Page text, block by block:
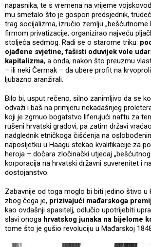
napasnika, te s vremena na vrijeme
mu smetalo što je gospon predsjednik,
trag socijalizma, izručio zemlju „bešćutnome
firmom privatizacije, organizirao najveću
stoljeća sedmog. Radi se o starome triku:
ojađene svjetine, fašisti oduvijek vole
kapitalizma, a onda, nakon što preuzmu
– ili neki Čermak – da ubere profit na
ljubazno aranžirali.
Bilo bi, usput rečeno, silno zanimljivo da se
odvaži i baš na primjeru nekadašnjeg
koji je zgrnuo bogatstvo liferujući naftu za
rušeni hrvatski gradovi, pa zatim državi
nadglednik etničkoga čišćenja na
naposljetku u Haagu stekao kvalifikacije za
heroja – dočara zločinački utjecaj
korporacija na hrvatski državni suverenitet i
dostojanstvo.
Zabavnije od toga moglo bi biti jedino štivo u
zbog čega je, prizivajući mađarskoga
kao ovdašnji spasitelj, odlučio upotrijebiti
slavi onoga hrvatskog junaka na bijelome
tome što je gušio revoluciju u Mađarskoj